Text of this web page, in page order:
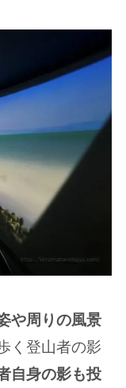
や周りの風景
く登山者の影
自身の影も投